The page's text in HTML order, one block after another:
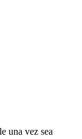
una vez sea